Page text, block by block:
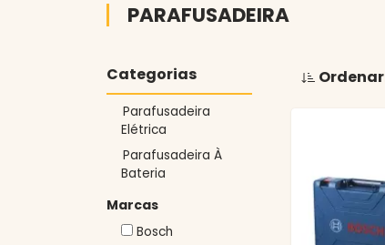
PARAFUSADEIRA
Categorias
Parafusadeira
Elétrica
Parafusadeira À
Bateria
Marcas
Bosch